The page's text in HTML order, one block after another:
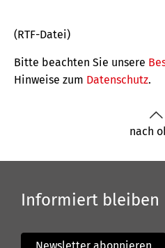
(RTF-Datei)
Bitte beachten Sie unsere
Hinweise zum Datenschutz.
nach
Informiert bleiben